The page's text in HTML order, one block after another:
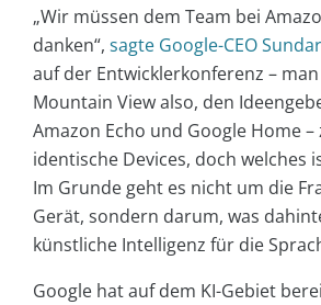
„Wir müssen dem Team bei
danken“, sagte Google-CEO
auf der Entwicklerkonferenz –
Mountain View also, den
Amazon Echo und Google Home
identische Devices, doch welches
Im Grunde geht es nicht um die
Gerät, sondern darum, was
künstliche Intelligenz für die
Google hat auf dem KI-Gebiet